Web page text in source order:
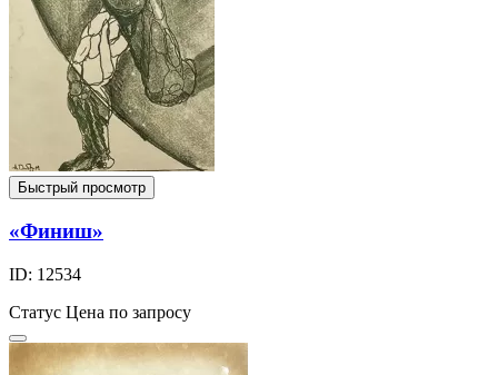
Быстрый просмотр
«Финиш»
ID: 12534
Статус Цена по запросу